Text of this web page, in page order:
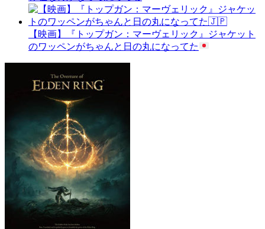
【映画】『トップガン：マーヴェリック』ジャケット
のワッペンがちゃんと日の丸になってた